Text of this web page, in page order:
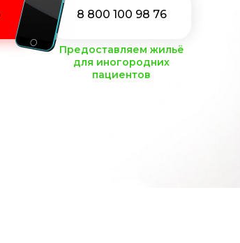
8 800 100 98 76
Предоставляем жильё
для иногородних
пациентов